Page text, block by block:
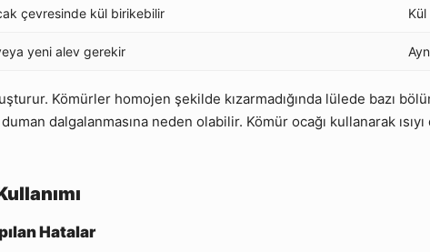
çevresinde kül birikebilir
yeni alev gerekir
Kömürler homojen şekilde kızarmadığında lülede bazı
dalgalanmasına neden olabilir. Kömür ocağı kullanarak
Hatalar